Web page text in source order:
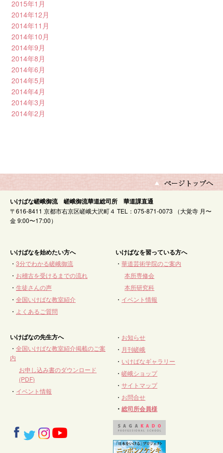
2015年1月
2014年12月
2014年11月
2014年10月
2014年9月
2014年8月
2014年6月
2014年5月
2014年4月
2014年3月
2014年2月
いけばな嵯峨御流 嵯峨御流華道総司所 華道課直通
〒616-8411 京都市右京区嵯峨大沢町４ TEL：075-871-0073 （大覚寺 月〜
金 9:00〜17:00）
いけばなを始めたい方へ
・ 3分でわかる嵯峨御流
・ お稽古を受けるまでの流れ
・ 生徒さんの声
・ 全国いけばな教室紹介
・ よくあるご質問
いけばなを習っている方へ
・華道芸術学院のご案内
本所専修会
本所研究科
・ イベント情報
いけばなの先生方へ
・ 全国いけばな教室紹介掲載のご案
内
お申し込み書のダウンロード
(PDF)
・ イベント情報
・ お知らせ
・ 月刊嵯峨
・ いけばなギャラリー
・嵯峨ショップ
・サイトマップ
・ お問合せ
・総司所会員様